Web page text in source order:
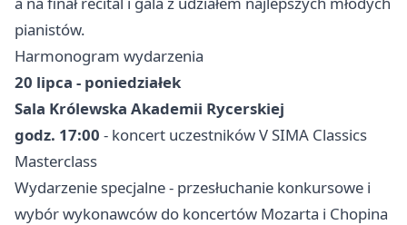
pianistów.
Harmonogram wydarzenia
20 lipca - poniedziałek
Sala Królewska Akademii Rycerskiej
godz. 17:00 - koncert uczestników V SIMA Classics
Masterclass
Wydarzenie specjalne - przesłuchanie konkursowe i
wybór wykonawców do koncertów Mozarta i Chopina